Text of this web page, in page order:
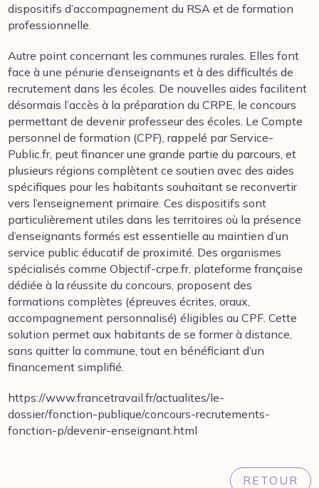
dispositifs d’accompagnement du RSA et de formation
professionnelle.
Autre point concernant les communes rurales. Elles font
face à une pénurie d’enseignants et à des difficultés de
recrutement dans les écoles. De nouvelles aides facilitent
désormais l’accès à la préparation du CRPE, le concours
permettant de devenir professeur des écoles. Le Compte
personnel de formation (CPF), rappelé par Service-
Public.fr, peut financer une grande partie du parcours, et
plusieurs régions complètent ce soutien avec des aides
spécifiques pour les habitants souhaitant se reconvertir
vers l’enseignement primaire. Ces dispositifs sont
particulièrement utiles dans les territoires où la présence
d’enseignants formés est essentielle au maintien d’un
service public éducatif de proximité. Des organismes
spécialisés comme Objectif-crpe.fr, plateforme française
dédiée à la réussite du concours, proposent des
formations complètes (épreuves écrites, oraux,
accompagnement personnalisé) éligibles au CPF. Cette
solution permet aux habitants de se former à distance,
sans quitter la commune, tout en bénéficiant d’un
financement simplifié.
https://www.francetravail.fr/actualites/le-
dossier/fonction-publique/concours-recrutements-
fonction-p/devenir-enseignant.html
RETOUR